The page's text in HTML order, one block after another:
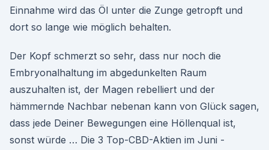
Einnahme wird das Öl unter die Zunge getropft und
dort so lange wie möglich behalten.
Der Kopf schmerzt so sehr, dass nur noch die
Embryonalhaltung im abgedunkelten Raum
auszuhalten ist, der Magen rebelliert und der
hämmernde Nachbar nebenan kann von Glück sagen,
dass jede Deiner Bewegungen eine Höllenqual ist,
sonst würde … Die 3 Top-CBD-Aktien im Juni -